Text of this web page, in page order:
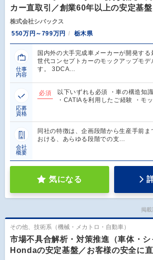
カー直取引／創業60年以上の安定基盤
株式会社シバックス
550万円～799万円
栃木県
仕事
内容
国内外の大手完成車メーカーが開発する
世代コンセプトカーのモックアップモデ
す。 3DCA…
応募
資格
必須
以下いずれも必須 ・車の構造知
・CATIAを利用したご経験 ・モ
会社
概要
同社の特徴は、企画段階から生産手前ま
おける、あらゆる段階での支…
気になる
掲載
その他、技術系（機械・メカトロ・自動車）
市場不具合解析・対策推進（車体・
Hondaの安定基盤／お客様の安全に